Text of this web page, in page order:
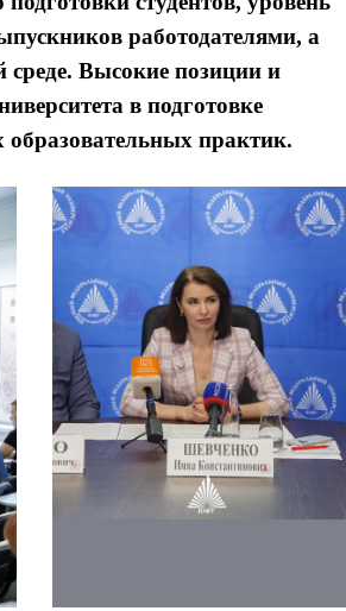
работодателями, а
среде. Высокие позиции и
в подготовке
практик.